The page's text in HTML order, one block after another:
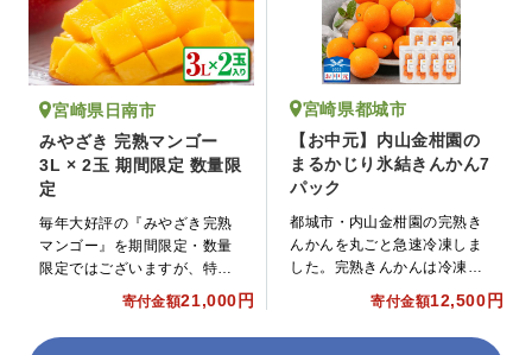
宮崎県日南市
みやざき 完熟マンゴー
3L × 2玉 期間限定 数量限
定
毎年大好評の『みやざき完熟
マンゴー』を期間限定・数量
限定ではございますが、特別
に返礼品としてご用意いたし
ました!!大満足の3Lサイズを
お届けいたします。
寄付金額21,000円
宮崎県都城市
【お中元】内山金柑園の
まるかじり氷結きんかん7
パック
都城市・内山金柑園の完熟き
んかんを丸ごと急速冷凍しま
した。完熟きんかんは冷凍す
ると冷凍みかんと同じように
甘味を多く感じます。
寄付金額12,500円